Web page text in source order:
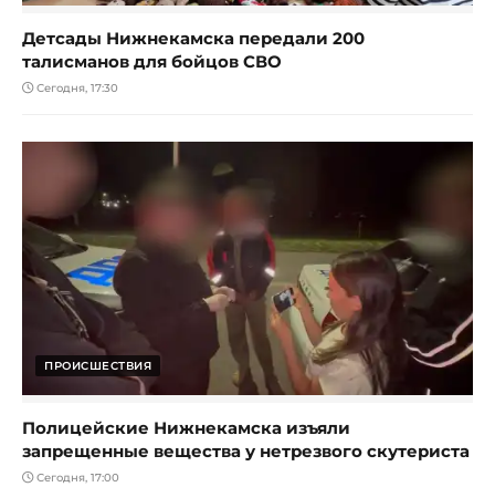
Детсады Нижнекамска передали 200
талисманов для бойцов СВО
Сегодня, 17:30
ПРОИСШЕСТВИЯ
Полицейские Нижнекамска изъяли
запрещенные вещества у нетрезвого скутериста
Сегодня, 17:00